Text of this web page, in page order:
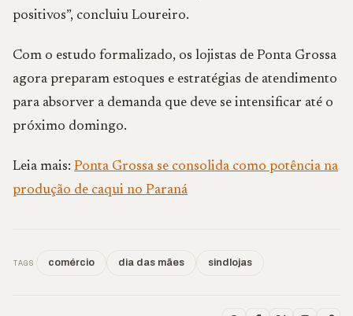
positivos”, concluiu Loureiro.
Com o estudo formalizado, os lojistas de Ponta Grossa
agora preparam estoques e estratégias de atendimento
para absorver a demanda que deve se intensificar até o
próximo domingo.
Leia mais: Ponta Grossa se consolida como potência na
produção de caqui no Paraná
TAGS comércio dia das mães sindlojas